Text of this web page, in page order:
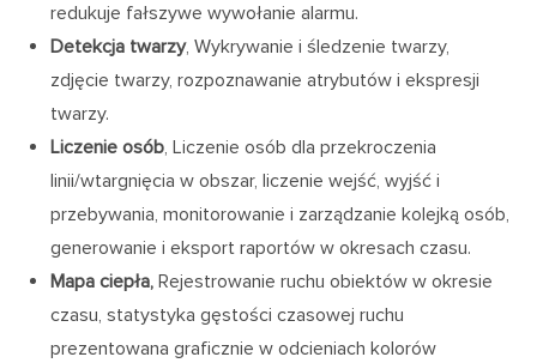
redukuje fałszywe wywołanie alarmu.
Detekcja twarzy, Wykrywanie i śledzenie twarzy,
zdjęcie twarzy, rozpoznawanie atrybutów i ekspresji
twarzy.
Liczenie osób, Liczenie osób dla przekroczenia
linii/wtargnięcia w obszar, liczenie wejść, wyjść i
przebywania, monitorowanie i zarządzanie kolejką osób,
generowanie i eksport raportów w okresach czasu.
Mapa ciepła, Rejestrowanie ruchu obiektów w okresie
czasu, statystyka gęstości czasowej ruchu
prezentowana graficznie w odcieniach kolorów